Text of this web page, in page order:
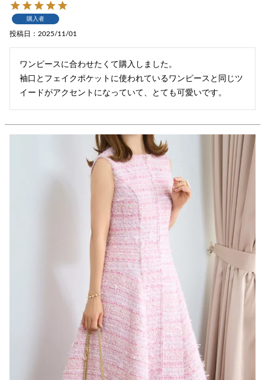
購入者
投稿日 2025/11/01
ワンピースに合わせたくて購入しました。
袖口とフェイクポケットに使われているワンピースと同じツ
イードがアクセントになっていて、とても可愛いです。